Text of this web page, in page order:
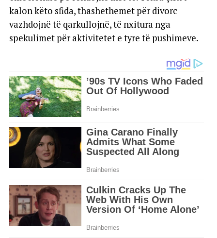
kalon këto sfida, thashethemet për divorc
vazhdojnë të qarkullojnë, të nxitura nga
spekulimet për aktivitetet e tyre të pushimeve.